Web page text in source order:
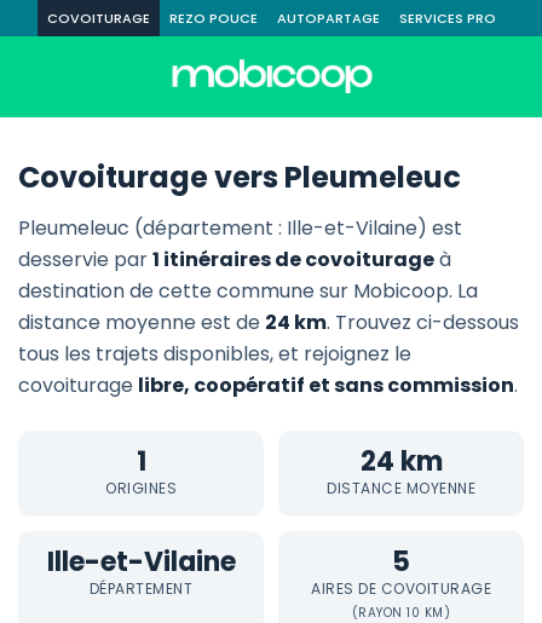
COVOITURAGE REZO POUCE AUTOPARTAGE SERVICES PRO
Covoiturage vers Pleumeleuc
Pleumeleuc (département : Ille-et-Vilaine) est
desservie par1 itinéraires de covoiturageà
destination de cette commune sur Mobicoop. La
distance moyenne est de 24 km. Trouvez ci-dessous
tous les trajets disponibles, et rejoignez le
covoiturage libre, coopératif et sans commission.
1
ORIGINES
24 km
DISTANCE MOYENNE
Ille-et-Vilaine
DÉPARTEMENT
5
AIRES DE COVOITURAGE
(RAYON 10 KM)